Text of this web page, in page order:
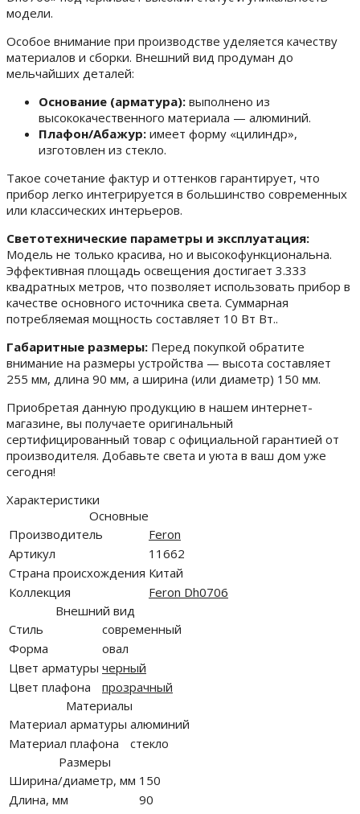
модели.
Особое внимание при производстве уделяется качеству
материалов и сборки. Внешний вид продуман до
мельчайших деталей:
Основание (арматура): выполнено из
высококачественного материала — алюминий.
Плафон/Абажур: имеет форму «цилиндр»,
изготовлен из стекло.
Такое сочетание фактур и оттенков гарантирует, что
прибор легко интегрируется в большинство современных
или классических интерьеров.
Светотехнические параметры и эксплуатация:
Модель не только красива, но и высокофункциональна.
Эффективная площадь освещения достигает 3.333
квадратных метров, что позволяет использовать прибор в
качестве основного источника света. Суммарная
потребляемая мощность составляет 10 Вт Вт..
Габаритные размеры: Перед покупкой обратите
внимание на размеры устройства — высота составляет
255 мм, длина 90 мм, а ширина (или диаметр) 150 мм.
Приобретая данную продукцию в нашем интернет-
магазине, вы получаете оригинальный
сертифицированный товар с официальной гарантией от
производителя. Добавьте света и уюта в ваш дом уже
сегодня!
Характеристики
Основные
Производитель
Feron
Артикул
11662
Страна происхождения Китай
Коллекция
Feron Dh0706
Внешний вид
Стиль
современный
Форма
овал
Цвет арматуры черный
Цвет плафона
прозрачный
Материалы
Материал арматуры алюминий
Материал плафона
стекло
Размеры
Ширина/диаметр, мм 150
Длина, мм
90